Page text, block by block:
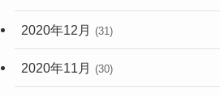
2020年12月 (31)
2020年11月 (30)